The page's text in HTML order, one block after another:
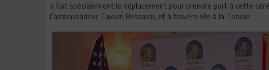
a fait spécialement le déplacement pour prendre part à cette
l’ambassadeur Tajouri Bessassi, et à travers elle à la Tunisie.